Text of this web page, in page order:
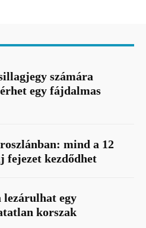
számára
egy fájdalmas
mind a 12
fejezet kezdődhet
lezárulhat egy
korszak